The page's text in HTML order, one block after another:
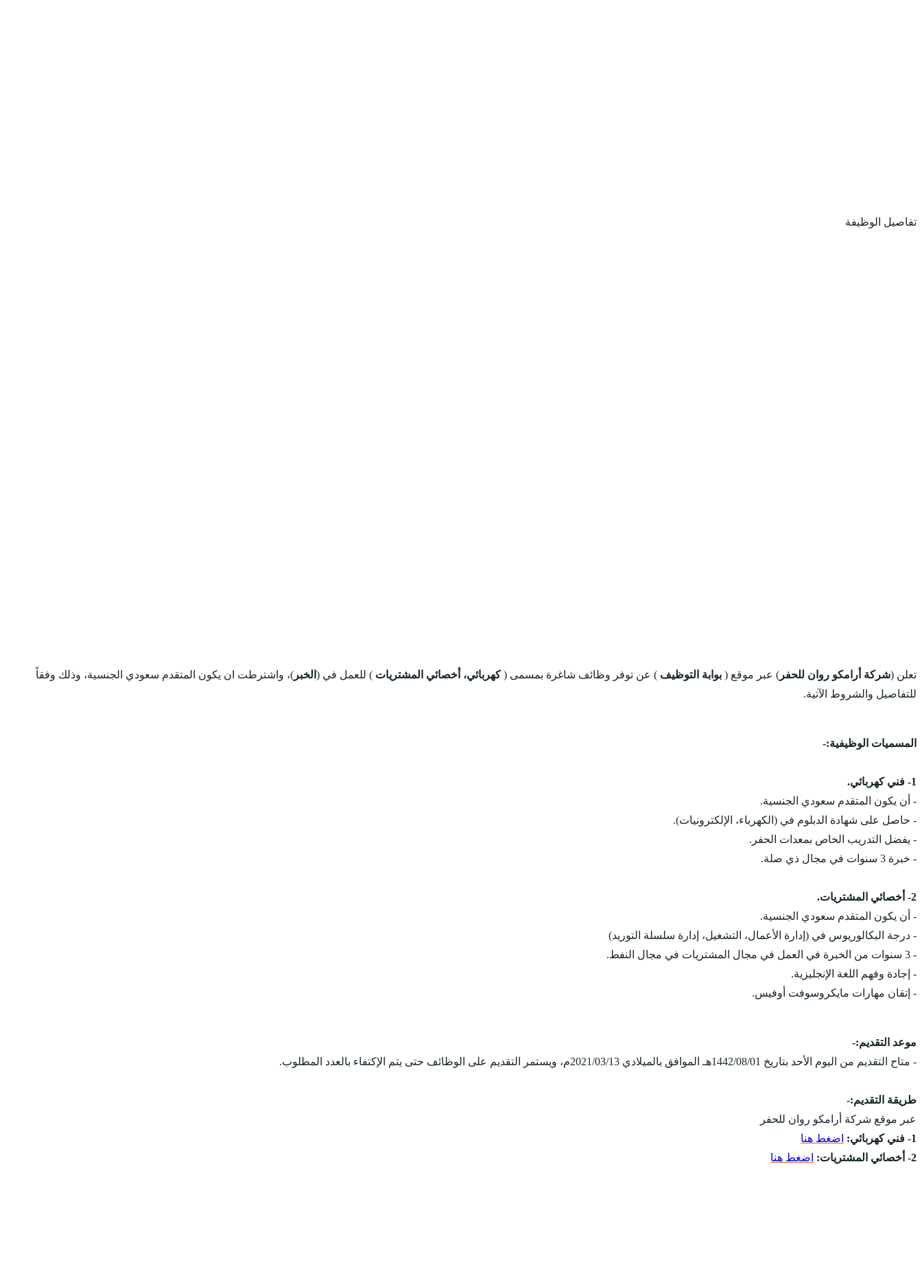
تفاصيل الوظيفة
تعلن (شركة أرامكو روان للحفر ) عبر موقع ( بوابة التوظيف ) عن توفر وظائف شاغرة بمسمى (كهربائي، أخصائي المشتريات ) للعمل في ( الخبر )، واشترطت ان يكون المتقدم سعودي الجنسية، وذلك وفقاً
للتفاصيل والشروط الآتية.
المسميات الوظيفية:-
1- فني كهربائي.
- أن يكون المتقدم سعودي الجنسية.
- حاصل على شهادة الدبلوم في (الكهرباء، الإلكترونيات).
- يفضل التدريب الخاص بمعدات الحفر.
- خبرة 3 سنوات في مجال ذي صلة.
2- أخصائي المشتريات.
- أن يكون المتقدم سعودي الجنسية.
- درجة البكالوريوس في (إدارة الأعمال، التشغيل، إدارة سلسلة التوريد)
- 3 سنوات من الخبرة في العمل في مجال المشتريات في مجال النفط.
- إجادة وفهم اللغة الإنجليزية.
- إتقان مهارات مايكروسوفت أوفيس.
موعد التقديم:-
- متاح التقديم من اليوم الأحد بتاريخ 1442/08/01هـ الموافق بالميلادي 2021/03/13م، ويستمر التقديم على الوظائف حتى يتم الإكتفاء بالعدد المطلوب.
طريقة التقديم:-
عبر موقع شركة أرامكو روان للحفر
1- فني كهربائي:
اضغط هنا
2- أخصائي المشتريات:
اضغط هنا